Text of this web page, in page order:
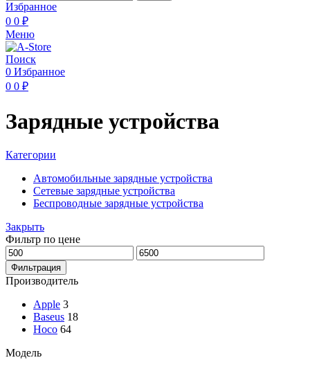
Избранное
0 0 ₽
Меню
Поиск
0 Избранное
0 0 ₽
Зарядные устройства
Категории
Автомобильные зарядные устройства
Сетевые зарядные устройства
Беспроводные зарядные устройства
Закрыть
Фильтр по цене
Минимальная
цена
Максимальная
цена
Фильтрация
Производитель
Apple 3
Baseus 18
Hoco 64
Модель